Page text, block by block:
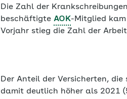
Die Zahl der
beschäftigte AOK-Mitglied
Vorjahr stieg die Zahl der
Der Anteil der Versicherten,
damit deutlich höher als 2021